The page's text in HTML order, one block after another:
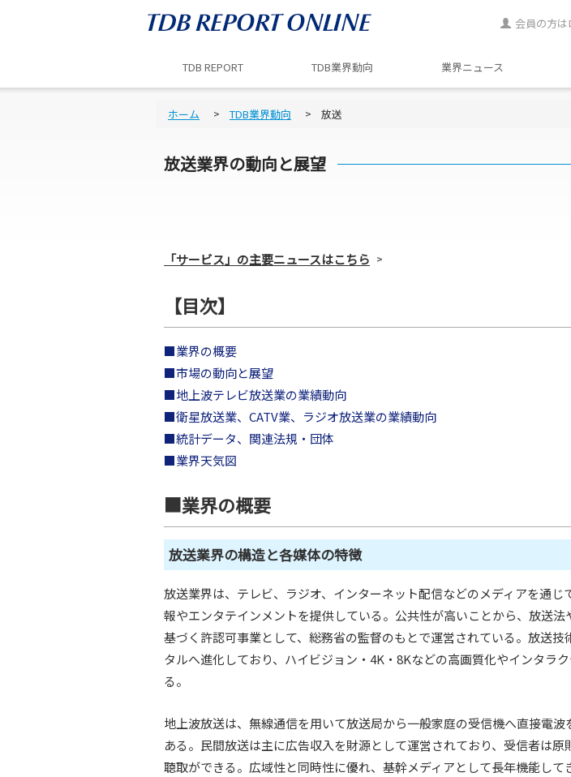
会員の方
TDB REPORT TDB業界動向 業界ニュース
ホーム TDB業界動向 放送
放送業界の動向と展望
「サービス」の主要ニュースはこちら
【目次】
■業界の概要
■市場の動向と展望
■地上波テレビ放送業の業績動向
■衛星放送業、CATV業、ラジオ放送業の業績動向
■統計データ、関連法規・団体
■業界天気図
■業界の概要
放送業界の構造と各媒体の特徴
放送業界は、テレビ、ラジオ、インターネット配信などのメディアを通じ
報やエンタテインメントを提供している。公共性が高いことから、放送法
基づく許認可事業として、総務省の監督のもとで運営されている。放送技
タルへ進化しており、ハイビジョン・4K・8Kなどの高画質化やインタラ
る。
地上波放送は、無線通信を用いて放送局から一般家庭の受信機へ直接電波
ある。民間放送は主に広告収入を財源として運営されており、受信者は原
聴取ができる。広域性と同時性に優れ、基幹メディアとして長年機能して